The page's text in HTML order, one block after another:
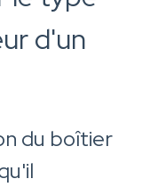
d'un
du boîtier